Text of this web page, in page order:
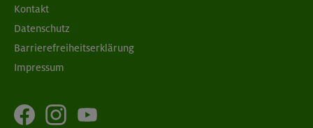
Kontakt
Datenschutz
Barrierefreiheitserklärung
Impressum